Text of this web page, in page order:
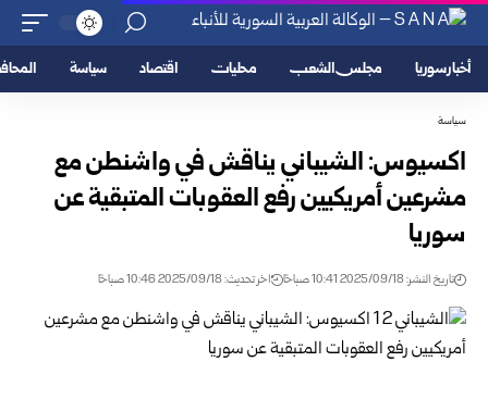
أخبار سوريا مجلس الشعب محليات اقتصاد سياسة
سياسة
اكسيوس: الشيباني يناقش في واشنطن مع
مشرعين أمريكيين رفع العقوبات المتبقية عن
سوريا
تاريخ النشر: 2025/09/18 10:41 صباحًا اخر تحديث: 2025/09/18 10:46 صباحًا